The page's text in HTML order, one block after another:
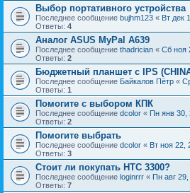
Выбор портативного устройства
Последнее сообщение bujhm123 « Вт дек
Ответы: 4
Аналог ASUS MyPal A639
Последнее сообщение thadrician « Сб ноя
Ответы: 2
Бюджетный планшет с IPS
Последнее сообщение Байкалов Пётр «
Ответы: 1
Помогите с выбором КПК
Последнее сообщение dcolor « Пн янв 30,
Ответы: 2
Помогите выбрать
Последнее сообщение dcolor « Вт ноя 22,
Ответы: 3
Стоит ли покупать HTC 3300?
Последнее сообщение loginrrr « Пн авг
Ответы: 7